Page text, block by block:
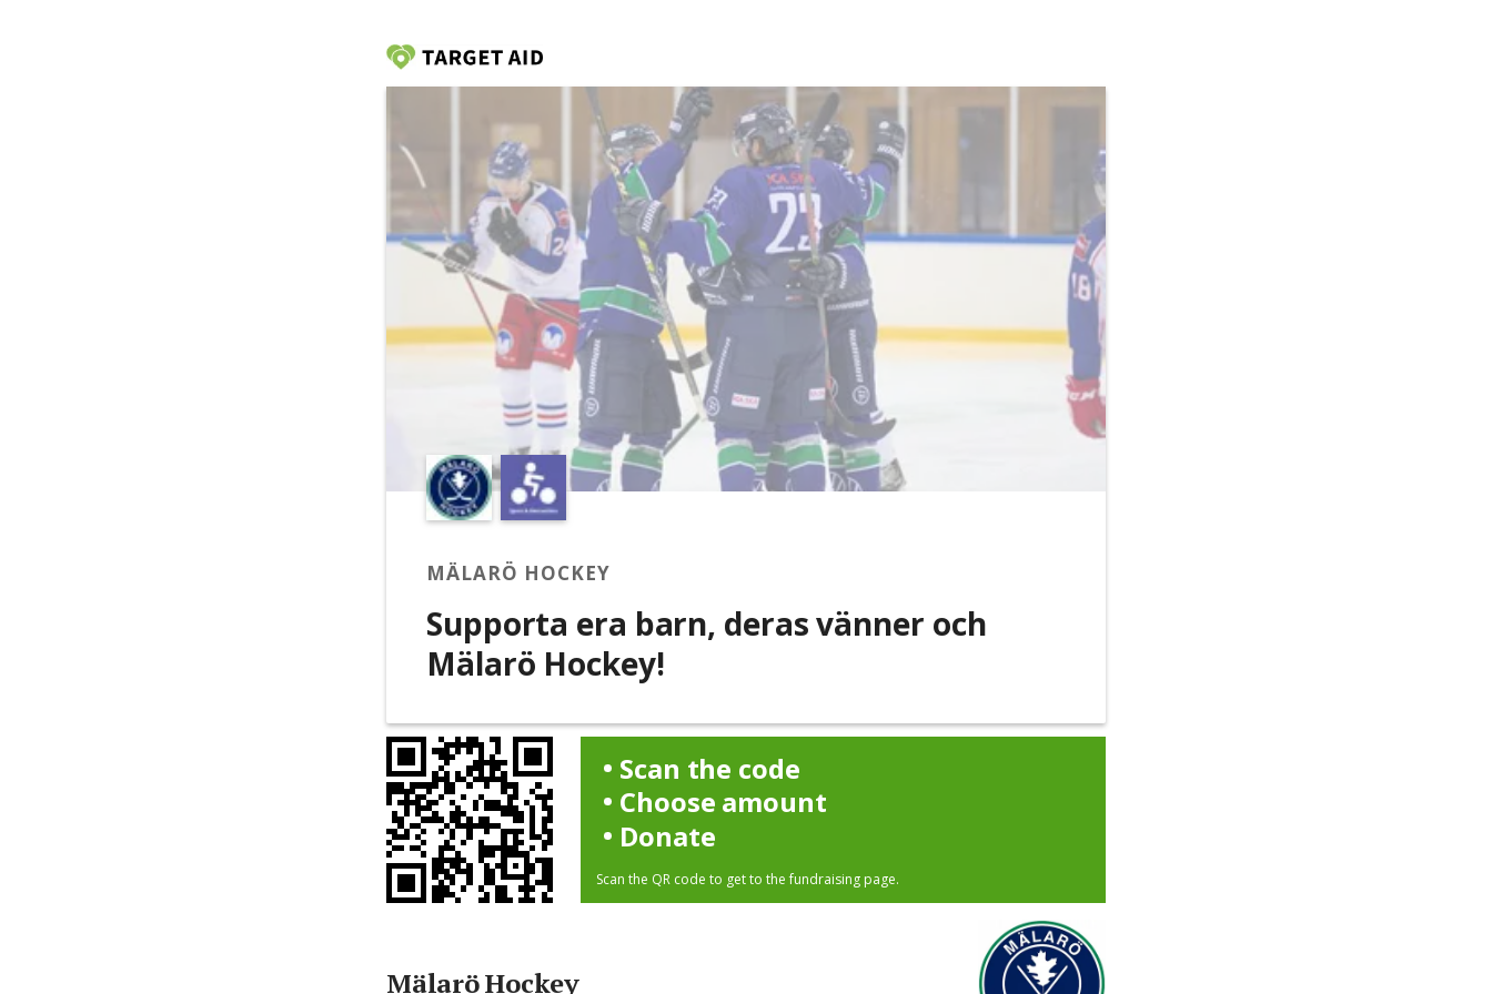
MÄLARÖ HOCKEY
Supporta era barn, deras vänner och
Mälarö Hockey!
Scan the code
Choose amount
Donate
Scan the QR code to get to the fundraising page.
Mälarö Hockey